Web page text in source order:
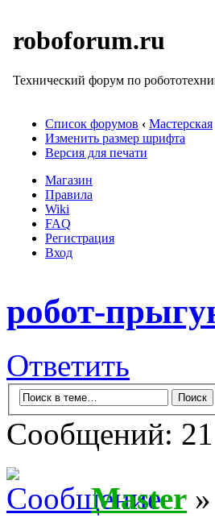
roboforum.ru
Технический форум по
Список форумов ‹ Мастерская
Изменить размер шрифта
Версия для печати
Магазин
Правила
Wiki
FAQ
Регистрация
Вход
робот-
Ответить
Сообщений: 21
Master